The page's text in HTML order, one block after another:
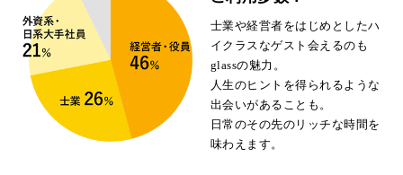
士業や経営者をはじめとしたハ
イクラスなゲスト会えるのも
glassの魅力。
人生のヒントを得られるような
出会いがあることも。
日常のその先のリッチな時間を
味わえます。